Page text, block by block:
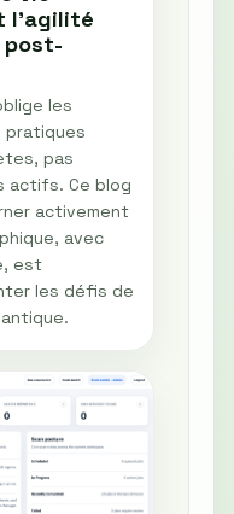
l'agilité
post-
les
pratiques
pas
actifs. Ce blog
activement
avec
est
les défis de